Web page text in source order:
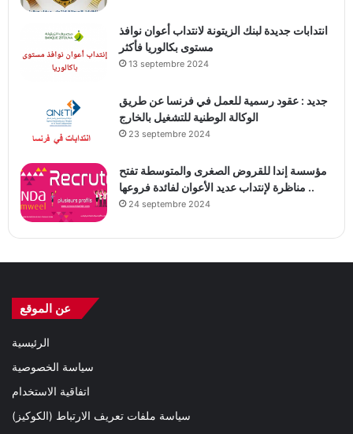
انتدابات جديدة لبنك الزيتونة لانتداب أعوان نوافذ
مستوى بكالوريا فأكثر
13 septembre 2024
جديد : عقود رسمية للعمل في فرنسا عن طريق
الوكالة الوطنية للتشغيل بالخارج
23 septembre 2024
مؤسسة إندا للقروض الصغرى والمتوسطة تفتح
مناظرة لإنتداب عديد الأعوان لفائدة فروعها ..
24 septembre 2024
عن الموقع
الرئيسية
سياسة الخصوصية
اتفاقية الاستخدام
سياسة ملفات تعريف الارتباط (الكوكيز)